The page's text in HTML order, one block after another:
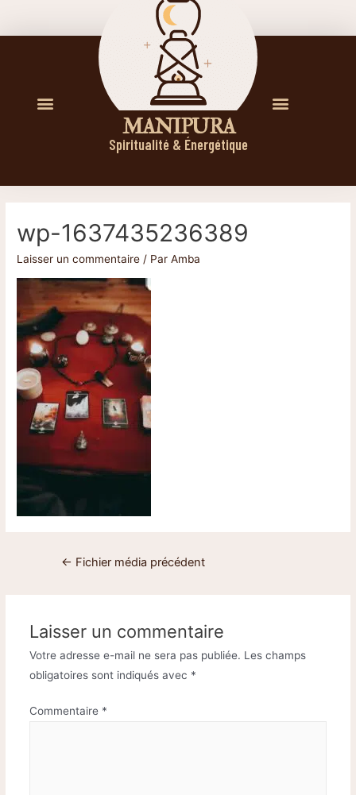
M A N I P U R A
Spiritualité & Énergétique
wp-1637435236389
Laisser un commentaire / ParAmba
← Fichier média précédent
Laisser un commentaire
Votre adresse e-mail ne sera pas publiée. Les champs
obligatoires sont indiqués avec *
Commentaire *